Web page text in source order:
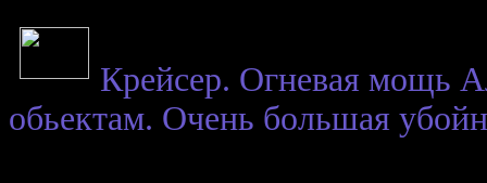
Крейсер. Огневая мощь
обьектам. Очень большая